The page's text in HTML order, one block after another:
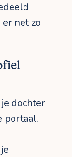
er net zo
dochter
portaal.